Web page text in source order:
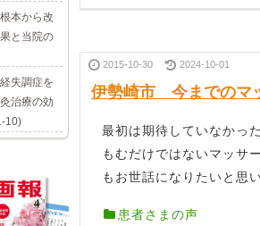
2015-10-30 2024-10-01
伊勢崎市 今までのマ
最初は期待していなかっ
もむだけではないマッサ
もお世話になりたいと思
患者さまの声
本から改
と当院の
失調症を
治療の効
10)